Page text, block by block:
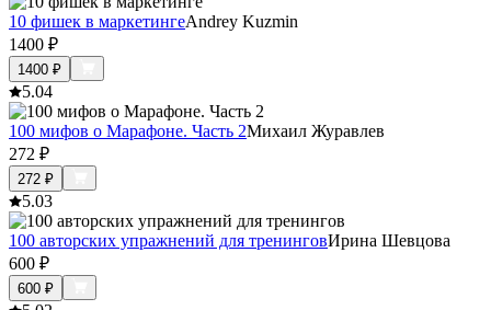
10 фишек в маркетингеAndrey Kuzmin
1400 ₽
1400 ₽
5.04
100 мифов о Марафоне. Часть 2Михаил Журавлев
272 ₽
272 ₽
5.03
100 авторских упражнений для тренинговИрина Шевцова
600 ₽
600 ₽